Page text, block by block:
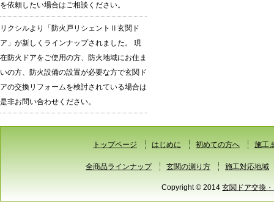
を依頼したい場合はご相談ください。
リクシルより「防火戸リシェントⅡ玄関ド
ア」が新しくラインナップされました。 現
在防火ドアをご使用の方、防火地域にお住ま
いの方、防火設備の設置が必要な方で玄関ド
アの交換リフォームを検討されている場合は
是非お問い合わせください。
トップページ はじめに 初めての方へ 施工
全商品ラインナップ 玄関の測り方 施工対応地域
Copyright © 2014 玄関ドア交換